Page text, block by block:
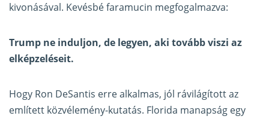
kivonásával. Kevésbé faramucin megfogalmazva:
Trump ne induljon, de legyen, aki tovább viszi az
elképzeléseit.
Hogy Ron DeSantis erre alkalmas, jól rávilágított az
említett közvélemény-kutatás. Florida manapság egy